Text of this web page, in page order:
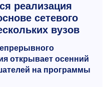
реализация
сетевого
вузов
открывает осенний
на программы